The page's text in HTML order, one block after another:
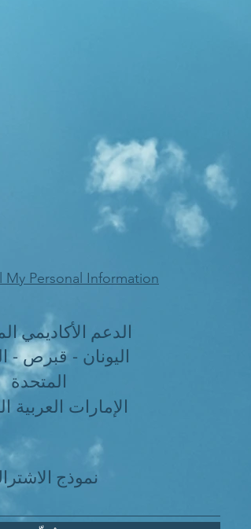
My Personal Information
الدعم الأكاديمي
اليونان - قبرص -
الإمارات العربية
نموذج